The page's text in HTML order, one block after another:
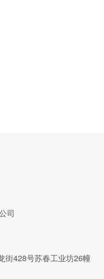
司
街428号苏春工业坊26幢